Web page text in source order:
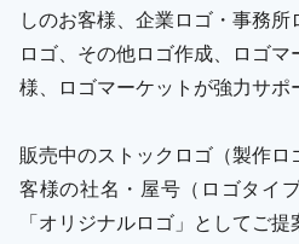
しのお客様、企業ロゴ・事務
ロゴ、その他ロゴ作成、ロゴ
様、ロゴマーケットが強力サポ
販売中のストックロゴ（製作
客様の社名・屋号（ロゴタイ
「オリジナルロゴ」としてご